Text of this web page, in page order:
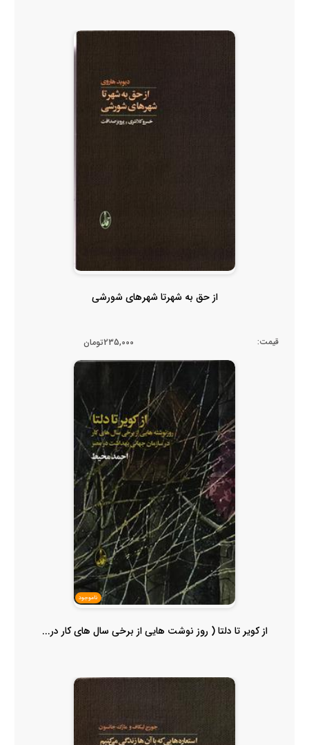
از حق به شهرتا شهرهای شورشی
قیمت: 235,000تومان
ناموجود
از کویر تا دلتا ( روز نوشت هایی از برخی سال های کار در...